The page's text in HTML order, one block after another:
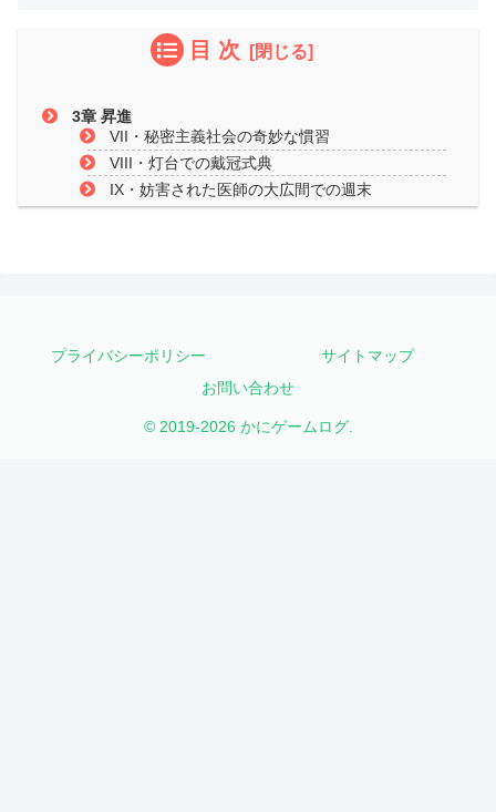
目 次
3章 昇進
VII・秘密主義社会の奇妙な慣習
VIII・灯台での戴冠式典
IX・妨害された医師の大広間での週末
プライバシーポリシー
サイトマップ
お問い合わせ
© 2019-2026 かにゲームログ.